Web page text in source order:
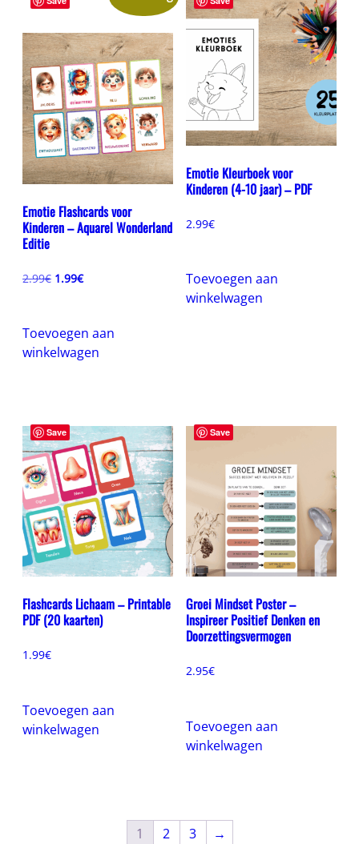
Emotie Flashcards voor
Kinderen – Aquarel Wonderland
Editie
2.99€ Oorspronkelijke
1.99€Huidige
Toevoegen aan
winkelwagen
Emotie Kleurboek voor
Kinderen (4-10 jaar) – PDF
2.99€
Toevoegen aan
winkelwagen
Save
Flashcards Lichaam – Printable
PDF (20 kaarten)
1.99€
Toevoegen aan
winkelwagen
Save
Groei Mindset Poster –
Inspireer Positief Denken en
Doorzettingsvermogen
2.95€
Toevoegen aan
winkelwagen
1 2 3 →